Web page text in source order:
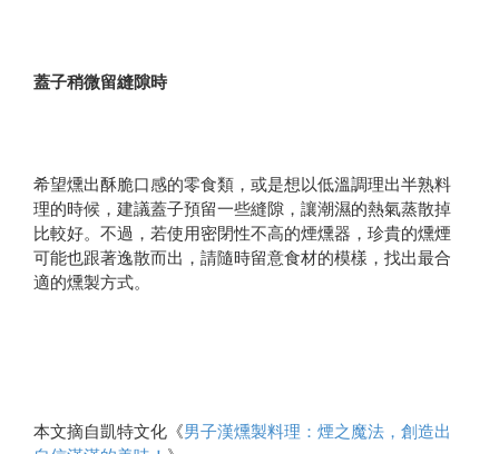
蓋子稍微留縫隙時
希望燻出酥脆口感的零食類，或是想以低溫調理出半熟料
理的時候，建議蓋子預留一些縫隙，讓潮濕的熱氣蒸散掉
比較好。不過，若使用密閉性不高的煙燻器，珍貴的燻煙
可能也跟著逸散而出，請隨時留意食材的模樣，找出最合
適的燻製方式。
本文摘自凱特文化《男子漢燻製料理：煙之魔法，創造出